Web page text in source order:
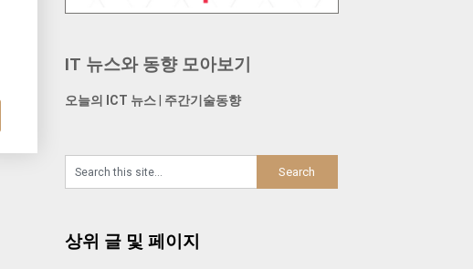
IT 뉴스와 동향 모아보기
오늘의 ICT 뉴스 주간기술동향
상위 글 및 페이지